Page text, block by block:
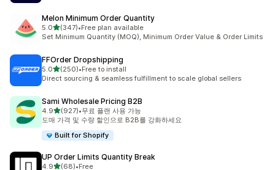
Melon Minimum Order Quantity
5.0별 5개 중
(347)
총 리뷰 347개
•Free plan available
Set Minimum Quantity (MOQ), Minimum Order Value & Order Limits
FFOrder Dropshipping
5.0별 5개 중
(250)
총 리뷰 250개
•Free to install
Direct sourcing & seamless fulfillment to scale global sellers
Sami Wholesale Pricing B2B
4.9별 5개 중
(927)
총 리뷰 927개
•무료 플랜 사용 가능
도매 가격 및 수량 할인으로 B2B를 강화하세요
Built for Shopify
UP Order Limits Quantity Break
4.9별 5개 중
(68)•Free